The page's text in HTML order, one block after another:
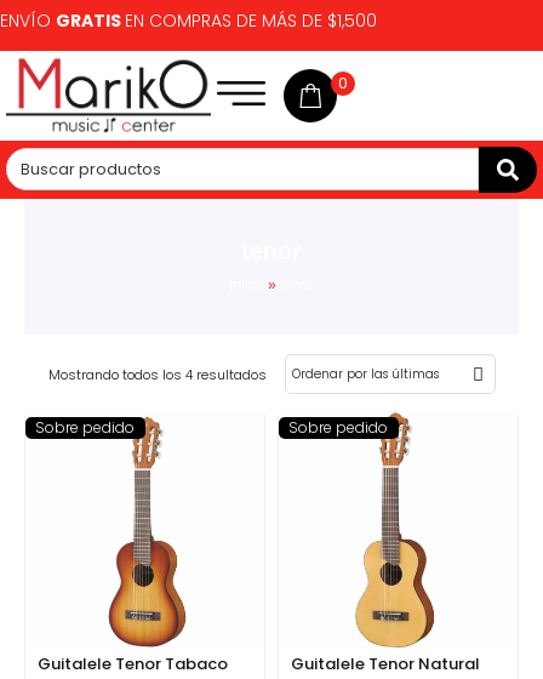
ENVÍO GRATIS EN COMPRAS DE MÁS DE $1,500
0
»
Mostrando todos los 4 resultados
Sobre pedido
Guitalele Tenor Tabaco
Sobre pedido
Guitalele Tenor Natural